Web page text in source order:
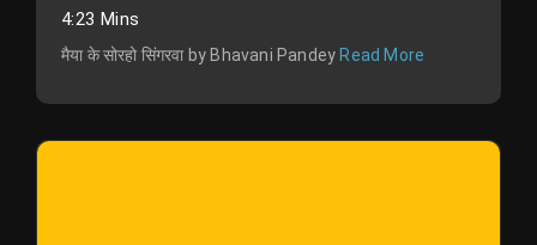
4:23 Mins
मैया के सोरहो सिंगरवा by Bhavani Pandey Read More